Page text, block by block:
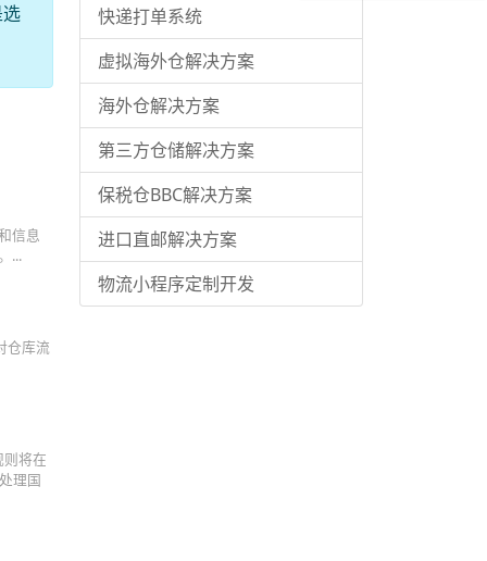
信息
...
仓库流
将在
理国
快递打单系统
虚拟海外仓解决方案
海外仓解决方案
第三方仓储解决方案
保税仓BBC解决方案
进口直邮解决方案
物流小程序定制开发